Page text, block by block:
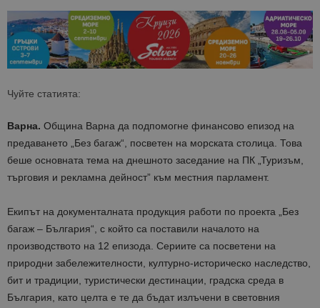
Чуйте статията:
Варна. Община Варна да подпомогне финансово епизод на
предаването „Без багаж“, посветен на морската столица. Това
беше основната тема на днешното заседание на ПК „Туризъм,
търговия и рекламна дейност” към местния парламент.
Екипът на документалната продукция работи по проекта „Без
багаж – България“, с който са поставили началото на
производството на 12 епизода. Сериите са посветени на
природни забележителности, културно-историческо наследство,
бит и традиции, туристически дестинации, градска среда в
България, като целта е те да бъдат излъчени в световния